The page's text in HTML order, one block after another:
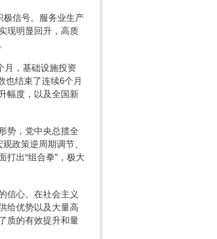
极信号。服务业生产
现明显回升，高质
月，基础设施投资
也结束了连续6个月
幅度，以及全国新
势，党中央总揽全
政策逆周期调节、
打出“组合拳”，极大
信心。在社会主义
给优势以及大量高
质的有效提升和量